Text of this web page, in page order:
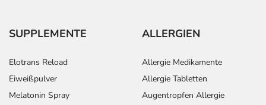
SUPPLEMENTE
Elotrans Reload
Eiweißpulver
Melatonin Spray
ALLERGIEN
Allergie Medikamente
Allergie Tabletten
Augentropfen Allergie